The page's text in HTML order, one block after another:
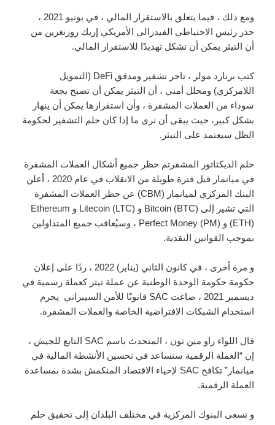
ومع ذلك ، فيما يتعلق بالاستقرار المالي ، في يونيو 2021 ،
حذر رئيس الاحتياطي الفيدرالي الأمريكي إريك روزنغرين من
أن التيثر يمكن أن تشكل تهديدًا للاستقرار المالي.
كتب برنارد مولر ، تاجر تشفير ومدقق DeFi (التمويل
اللامركزي) ومحلل أمني ، أن التيثر يمكن أن تصبح بجعة
سوداء من العملات المشفرة ، وأن استقرارها يمكن أن ينهار
بشكل كبير، حيث يبقى أن نرى ما إذا كان حلم التشفير لحكومة
الظل سيعتمد على التيثر.
حلم الديكتاتور المشفرتم حظر جميع أشكال العملات المشفرة
في ميانمار قبل فترة طويلة من الانقلاب في عام 2020 ، أعلن
البنك المركزي لميانمار (CBM) عن حظر العملات المشفرة
التي تشير إلى Bitcoin (BTC) و Litecoin (LTC) و Ethereum
(ETH) و Perfect Money (PM) ، وسيُعاقب جميع المتداولين
بموجب القوانين النقدية.
و مرة أخرى ، في كانون الثاني (يناير) 2022 ، ردًا على إعلان
حكومة حكومة الوحدة الوطنية عن عملة تيثر كعملة رسمية في
ديسمبر 2021 ، صاغت SAC قانونًا للأمن السيبراني يجرم
استخدام الشبكات الافتراضية الخاصة والعملات المشفرة.
قال اللواء زاو مين تون ، المتحدث باسم SAC التابع للجيش ،
إن “العملة الرقمية ستساعد في تحسين الأنشطة المالية في
ميانمار” تكافح SAC لإحياء الاقتصاد المنكمش بشدة بمساعدة
العملة الرقمية.
و تسعى البنوك المركزية في مختلف البلدان إلى تحقيق حلم